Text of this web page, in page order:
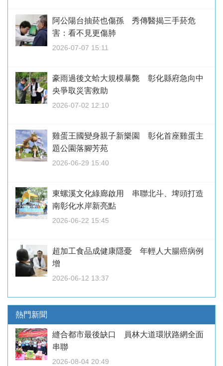
阿公陽台抽菸也傷孫 秀傳醫揭三手菸危
害：看不見更傷肺
2026-07-07 15:11
豪雨過後文蛤大規模暴斃 彰化縣府急向中
央爭取災害救助
2026-07-02 12:10
雞蛋王國變身親子新樂園 彰化首座雞蛋主
題公園落腳芳苑
2026-06-29 15:40
東螺溪文化綠廊啟用 串聯北斗、埤頭打造
南彰化水岸新亮點
2026-06-22 15:45
超加工食品成健康隱憂 年輕人大腸癌病例
增
2026-06-12 13:37
熱門新聞
縫合都市最後缺口 員林大道環狀路網全面
串聯
2026-08-04 20:49